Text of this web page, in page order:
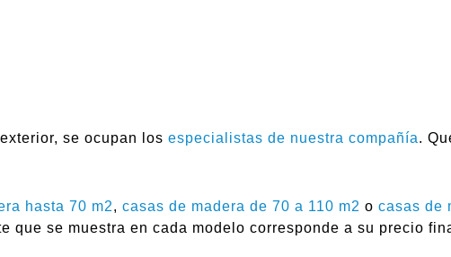
se ocupan los especialistas de nuestra compañía.
hasta 70 m2, casas de madera de 70 a 110 m2 o casas de
que se muestra en cada modelo corresponde a su precio